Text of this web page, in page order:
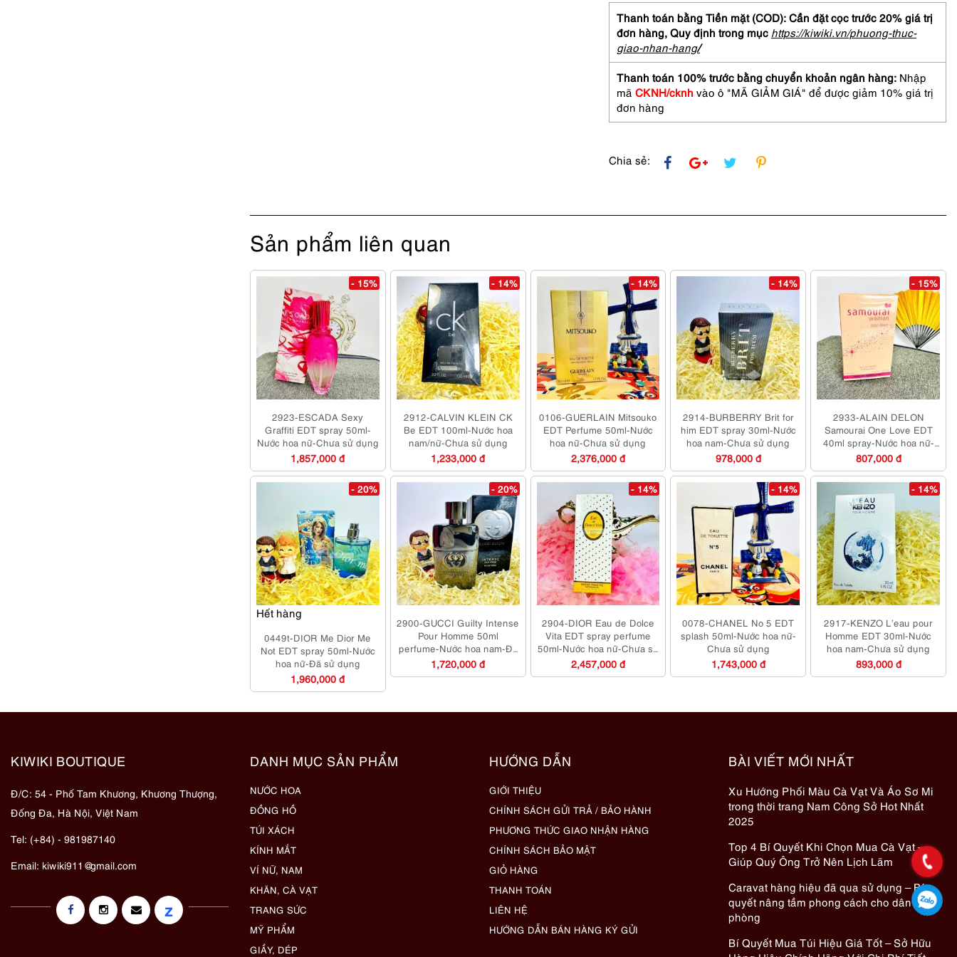
silk
tie-
Khá
mới
số
lượng
Thanh toán bằng Tiền mặt (COD): Cần đặt cọc trước 20% giá trị
đơn hàng, Quy định trong mục https://kiwiki.vn/phuong-thuc-
giao-nhan-hang/
Thanh toán 100% trước bằng chuyển khoản ngân hàng: Nhập
mã CKNH/cknh vào ô "MÃ GIẢM GIÁ" để được giảm 10% giá trị
đơn hàng
Chia sẻ:
Sản phẩm liên quan
- 15%
2923-ESCADA Sexy
Graffiti EDT spray 50ml-
Nước hoa nữ-Chưa sử dụng
1,857,000 đ
- 14%
2912-CALVIN KLEIN CK
Be EDT 100ml-Nước hoa
nam/nữ-Chưa sử dụng
1,233,000 đ
- 14%
0106-GUERLAIN Mitsouko
EDT Perfume 50ml-Nước
hoa nữ-Chưa sử dụng
2,376,000 đ
- 14%
2914-BURBERRY Brit for
him EDT spray 30ml-Nước
hoa nam-Chưa sử dụng
978,000 đ
- 15%
2933-ALAIN DELON
Samourai One Love EDT
40ml spray-Nước hoa nữ-
Chưa sử dụng
807,000 đ
Hết hàng
- 20%
0449t-DIOR Me Dior Me
Not EDT spray 50ml-Nước
hoa nữ-Đã sử dụng
1,960,000 đ
- 20%
2900-GUCCI Guilty Intense
Pour Homme 50ml
perfume-Nước hoa nam-Đã
sử dụng
1,720,000 đ
- 14%
2904-DIOR Eau de Dolce
Vita EDT spray perfume
50ml-Nước hoa nữ-Chưa sử
dụng
2,457,000 đ
- 14%
0078-CHANEL No 5 EDT
splash 50ml-Nước hoa nữ-
Chưa sử dụng
1,743,000 đ
- 14%
2917-KENZO L’eau pour
Homme EDT 30ml-Nước
hoa nam-Chưa sử dụng
893,000 đ
KIWIKI BOUTIQUE
Đ/C: 54 - Phố Tam Khương, Khương Thượng,
Đống Đa, Hà Nội, Việt Nam
Tel: (+84) - 981987140
Email: kiwiki911@gmail.com
z
DANH MỤC SẢN PHẨM
NƯỚC HOA
ĐỒNG HỒ
TÚI XÁCH
KÍNH MẮT
VÍ NỮ, NAM
KHĂN, CÀ VẠT
TRANG SỨC
MỸ PHẨM
GIẦY, DÉP
HƯỚNG DẪN
GIỚI THIỆU
CHÍNH SÁCH GỬI TRẢ / BẢO HÀNH
PHƯƠNG THỨC GIAO NHẬN HÀNG
CHÍNH SÁCH BẢO MẬT
GIỎ HÀNG
THANH TOÁN
LIÊN HỆ
HƯỚNG DẪN BÁN HÀNG KÝ GỬI
BÀI VIẾT MỚI NHẤT
Xu Hướng Phối Màu Cà Vạt Và Áo Sơ Mi
trong thời trang Nam Công Sở Hot Nhất
2025
Top 4 Bí Quyết Khi Chọn Mua Cà Vạt –
Giúp Quý Ông Trở Nên Lịch Lãm
Caravat hàng hiệu đã qua sử dụng – Bí
quyết nâng tầm phong cách cho dân văn
phòng
Bí Quyết Mua Túi Hiệu Giá Tốt – Sở Hữu